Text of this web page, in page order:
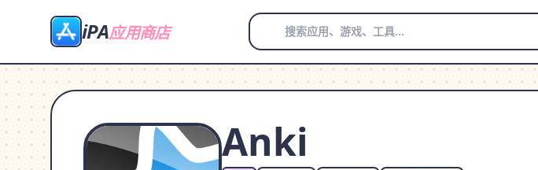
iPA应用商店
Anki